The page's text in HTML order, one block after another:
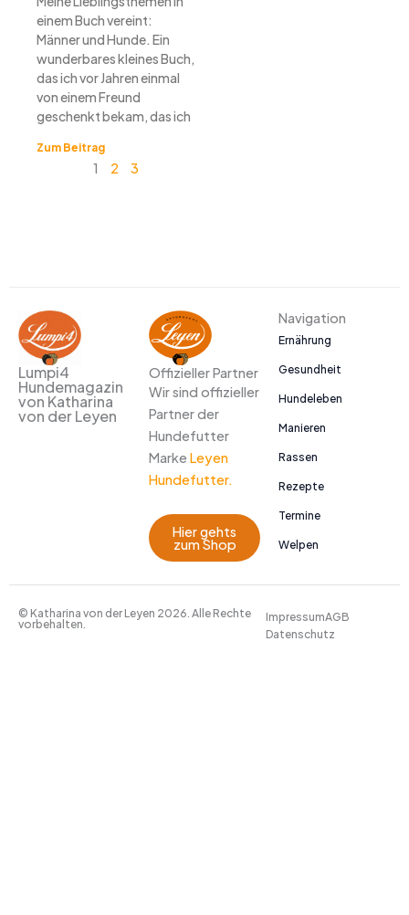
einem Buch vereint:
Männer und Hunde. Ein
wunderbares kleines Buch,
das ich vor Jahren einmal
von einem Freund
geschenkt bekam, das ich
Zum Beitrag
1 2 3
Lumpi4
Hundemagazin
von Katharina
von der Leyen
Offizieller Partner
Wir sind offizieller
Partner der
Hundefutter
Marke Leyen
Hundefutter.
Hier gehts
zum Shop
Navigation
Ernährung
Gesundheit
Hundeleben
Manieren
Rassen
Rezepte
Termine
Welpen
© Katharina von der Leyen 2026. Alle Rechte
vorbehalten.
ImpressumAGB
Datenschutz